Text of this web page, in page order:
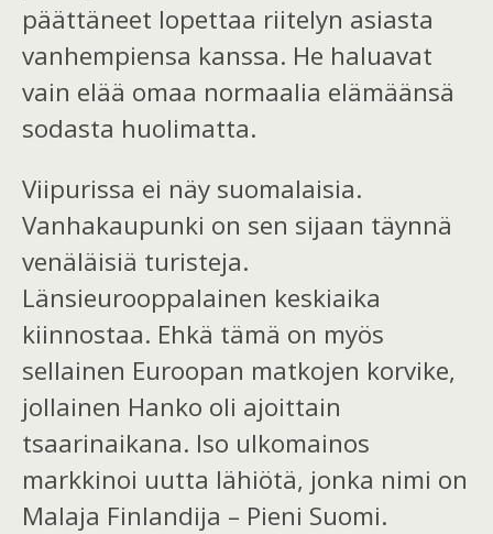
päättäneet lopettaa riitelyn asiasta
vanhempiensa kanssa. He haluavat
vain elää omaa normaalia elämäänsä
sodasta huolimatta.
Viipurissa ei näy suomalaisia.
Vanhakaupunki on sen sijaan täynnä
venäläisiä turisteja.
Länsieurooppalainen keskiaika
kiinnostaa. Ehkä tämä on myös
sellainen Euroopan matkojen korvike,
jollainen Hanko oli ajoittain
tsaarinaikana. Iso ulkomainos
markkinoi uutta lähiötä, jonka nimi on
Malaja Finlandija – Pieni Suomi.